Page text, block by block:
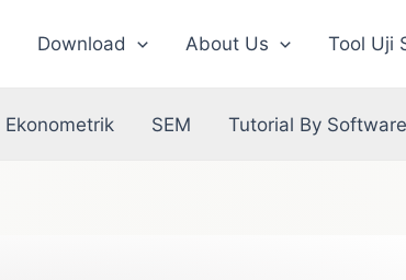
Download About Us Tool Uji
Ekonometrik SEM Tutorial By Software